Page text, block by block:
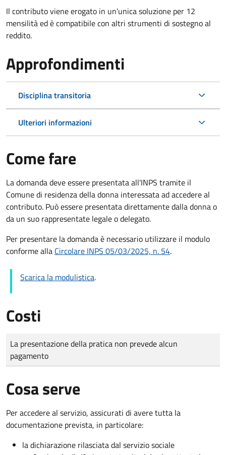
Il contributo viene erogato in un'unica soluzione per 12
mensilità ed è compatibile con altri strumenti di sostegno al
reddito.
Approfondimenti
Disciplina transitoria
Ulteriori informazioni
Come fare
La domanda deve essere presentata all'INPS tramite il
Comune di residenza della donna interessata ad accedere al
contributo. Può essere presentata direttamente dalla donna o
da un suo rappresentate legale o delegato.
Per presentare la domanda è necessario utilizzare il modulo
conforme alla Circolare INPS 05/03/2025, n. 54.
Scarica la modulistica.
Costi
Tipo di pagamento
Importo
La presentazione della pratica non prevede alcun
pagamento
Cosa serve
Per accedere al servizio, assicurati di avere tutta la
documentazione prevista, in particolare:
la dichiarazione rilasciata dal servizio sociale